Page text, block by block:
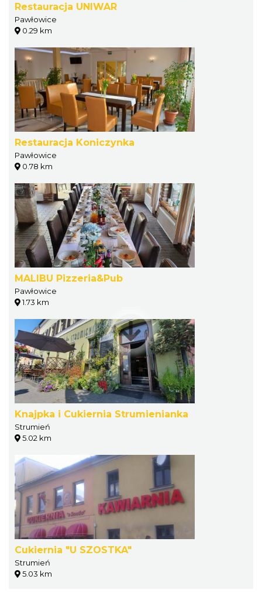
Restauracja UNIWAR
Pawłowice
0.29 km
Restauracja Koniczynka
Pawłowice
0.78 km
MALIBU Pizzeria&Pub
Pawłowice
1.73 km
Knajpka i Cukiernia Strumienianka
Strumień
5.02 km
Cukiernia "U SZOSTKA"
Strumień
5.03 km